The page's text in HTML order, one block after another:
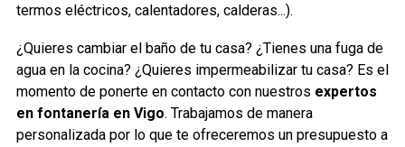
termos eléctricos, calentadores, calderas...).
¿Quieres cambiar el baño de tu casa? ¿Tienes una fuga de
agua en la cocina? ¿Quieres impermeabilizar tu casa? Es el
momento de ponerte en contacto con nuestros expertos
en fontanería en Vigo. Trabajamos de manera
personalizada por lo que te ofreceremos un presupuesto a